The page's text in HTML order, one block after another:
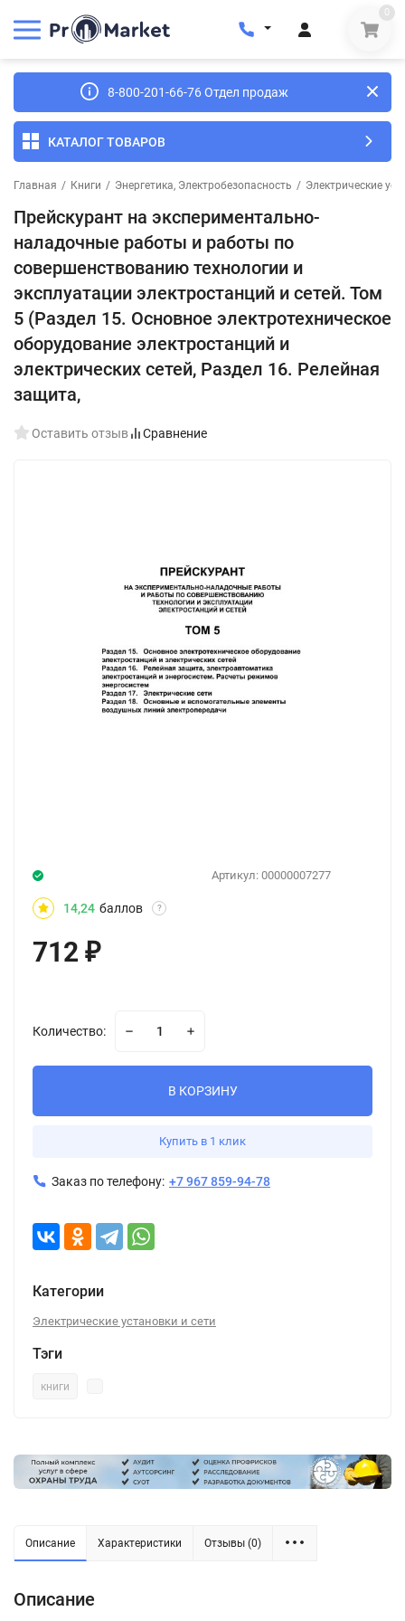
0
8-800-201-66-76 Отдел продаж
КАТАЛОГ ТОВАРОВ
Главная / Книги / Энергетика, Электробезопасность / Электрические
Прейскурант на экспериментально-
наладочные работы и работы по
совершенствованию технологии и
эксплуатации электростанций и сетей. Том
5 (Раздел 15. Основное электротехническое
оборудование электростанций и
электрических сетей, Раздел 16. Релейная
защита,
Оставить отзыв Сравнение
Артикул: 00000007277
14,24 баллов ?
712 ₽
Количество:
В КОРЗИНУ
Купить в 1 клик
Заказ по телефону: +7 967 859-94-78
Категории
Электрические установки и сети
Тэги
книги
Описание Характеристики Отзывы (0)
Описание